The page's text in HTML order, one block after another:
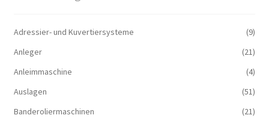
Adressier- und Kuvertiersysteme
(9)
Anleger
(21)
Anleimmaschine
(4)
Auslagen
(51)
Banderoliermaschinen
(21)